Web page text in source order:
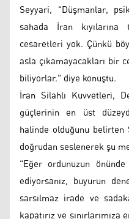
Seyyari, "Düşmanlar,
sahada İran
cesaretleri yok. Çünkü
asla çıkamayacakları bir
biliyorlar." diye konuştu.
İran Silahlı Kuvvetleri,
güçlerinin en üst
halinde olduğunu belirten
doğrudan seslenerek şu
"Eğer ordunuzun
ediyorsanız, buyurun
sarsılmaz irade ve